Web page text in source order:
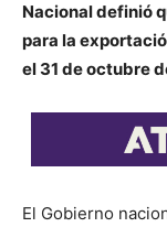
Nacional definió
para la
el 31 de octubre
El Gobierno